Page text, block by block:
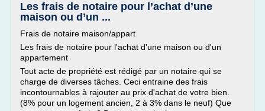
Les frais de notaire pour l’achat d’une
maison ou d’un ...
Frais de notaire maison/appart
Les frais de notaire pour l'achat d'une maison ou d'un
appartement
Tout acte de propriété est rédigé par un notaire qui se
charge de diverses tâches. Ceci entraine des frais
incontournables à rajouter au prix d'achat de votre bien.
(8% pour un logement ancien, 2 à 3% dans le neuf) Que